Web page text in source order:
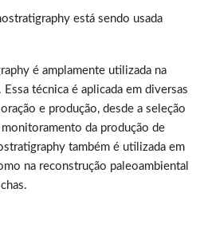
está sendo usada
é amplamente utilizada na
técnica é aplicada em diversas
e produção, desde a seleção
da produção de
também é utilizada em
na reconstrução paleoambiental